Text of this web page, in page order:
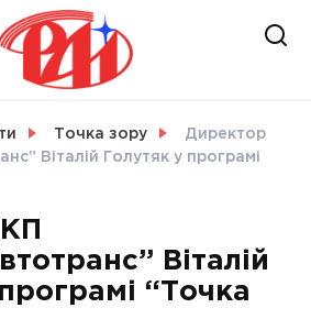
Точка зору
Директор
Віталій Голутяк у програмі
Віталій
“Точка